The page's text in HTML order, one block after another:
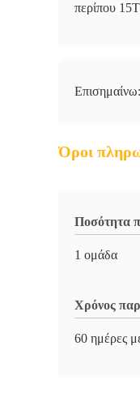
περίπου 15T
Επισημαίνω:
Όροι
Ποσότητα
1 ομάδα
Χρόνος
60 ημέρες